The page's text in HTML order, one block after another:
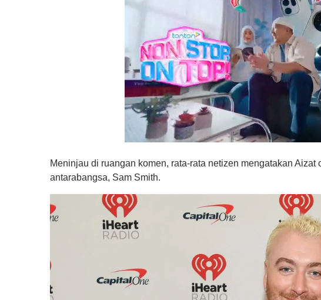
e
c
n
d
s
o
f
1
n
u
t
Meninjau di ruangan komen, rata-rata netizen mengatakan
antarabangsa, Sam Smith.